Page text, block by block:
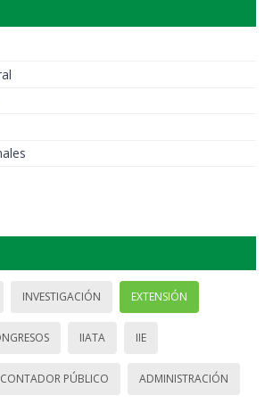
INVESTIGACIÓN EXTENSIÓN
IIATA IIE
CONTADOR PÚBLICO ADMINISTRACIÓN